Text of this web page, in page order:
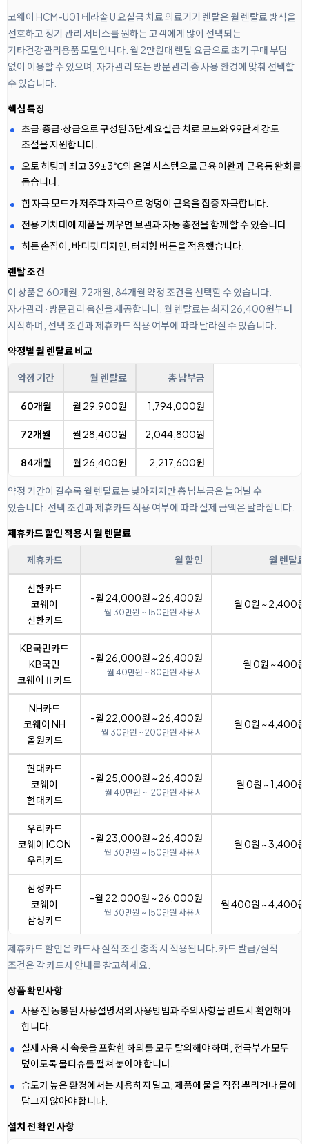
코웨이 HCM-U01 테라솔 U 요실금 치료 의료기기 렌탈은 월 렌탈료 방식을
선호하고 정기 관리 서비스를 원하는 고객에게 많이 선택되는
기타건강관리용품 모델입니다. 월 2만원대 렌탈 요금으로 초기 구매 부담
없이 이용할 수 있으며, 자가관리 또는 방문관리 중 사용 환경에 맞춰 선택할
수 있습니다.
핵심 특징
초급·중급·상급으로 구성된 3단계 요실금 치료 모드와 99단계 강도
조절을 지원합니다.
오토 히팅과 최고 39±3℃의 온열 시스템으로 근육 이완과 근육통 완화를
돕습니다.
힙 자극 모드가 저주파 자극으로 엉덩이 근육을 집중 자극합니다.
전용 거치대에 제품을 끼우면 보관과 자동 충전을 함께 할 수 있습니다.
히든 손잡이, 바디핏 디자인, 터치형 버튼을 적용했습니다.
렌탈 조건
이 상품은 60개월, 72개월, 84개월 약정 조건을 선택할 수 있습니다.
자가관리 · 방문관리 옵션을 제공합니다. 월 렌탈료는 최저 26,400원부터
시작하며, 선택 조건과 제휴카드 적용 여부에 따라 달라질 수 있습니다.
약정별 월 렌탈료 비교
약정 기간 월 렌탈료 총 납부금
60개월 월 29,900원 1,794,000원
72개월 월 28,400원 2,044,800원
84개월 월 26,400원 2,217,600원
약정 기간이 길수록 월 렌탈료는 낮아지지만 총 납부금은 늘어날 수
있습니다. 선택 조건과 제휴카드 적용 여부에 따라 실제 금액은 달라집니다.
제휴카드 할인 적용 시 월 렌탈료
제휴카드 월 할인 월 렌탈료
신한카드
코웨이
신한카드
-월 24,000원 ~ 26,400원
월 30만원 ~ 150만원 사용 시
월 0원 ~ 2,400원
KB국민카드
KB국민
코웨이Ⅱ카드
-월 26,000원 ~ 26,400원
월 40만원 ~ 80만원 사용 시
월 0원 ~ 400원
NH카드
코웨이 NH
올원카드
-월 22,000원 ~ 26,400원
월 30만원 ~ 200만원 사용 시
월 0원 ~ 4,400원
현대카드
코웨이
현대카드
-월 25,000원 ~ 26,400원
월 40만원 ~ 120만원 사용 시
월 0원 ~ 1,400원
우리카드
코웨이 ICON
우리카드
-월 23,000원 ~ 26,400원
월 30만원 ~ 150만원 사용 시
월 0원 ~ 3,400원
삼성카드
코웨이
삼성카드
-월 22,000원 ~ 26,000원
월 30만원 ~ 150만원 사용 시
월 400원 ~ 4,400원
제휴카드 할인은 카드사 실적 조건 충족 시 적용됩니다. 카드 발급/실적
조건은 각 카드사 안내를 참고하세요.
상품 확인사항
사용 전 동봉된 사용설명서의 사용방법과 주의사항을 반드시 확인해야
합니다.
실제 사용 시 속옷을 포함한 하의를 모두 탈의해야 하며, 전극부가 모두
덮이도록 물티슈를 펼쳐 놓아야 합니다.
습도가 높은 환경에서는 사용하지 말고, 제품에 물을 직접 뿌리거나 물에
담그지 않아야 합니다.
설치 전 확인 사항